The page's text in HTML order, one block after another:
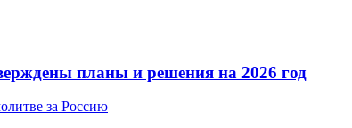
планы и решения на 2026 год